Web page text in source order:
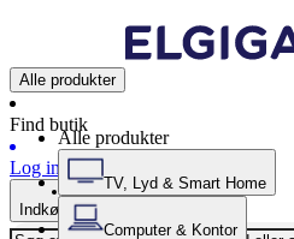
Alle produkter
Find butik
Log ind
Indkøbskurv
Alle produkter
TV, Lyd & Smart Home
Computer & Kontor